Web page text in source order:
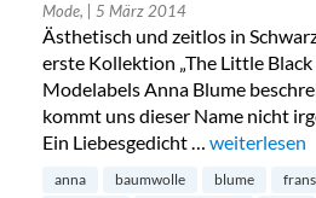
Mode, | 5 März 2014
Ästhetisch und zeitlos in
erste Kollektion „The Little Black
Modelabels Anna Blume
kommt uns dieser Name nicht
Ein Liebesgedicht … „The Little
weiterlesen
anna baumwolle blume